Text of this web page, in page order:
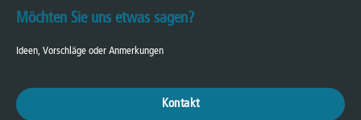
Möchten Sie uns etwas sagen?
Ideen, Vorschläge oder Anmerkungen
Kontakt